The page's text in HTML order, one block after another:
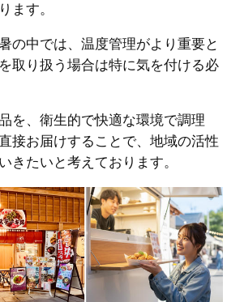
ます。
の中では、温度管理がより重要と
取り扱う場合は特に気を付ける必
を、衛生的で快適な環境で調理
接お届けすることで、地域の活性
きたいと考えております。